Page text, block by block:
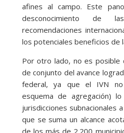
afines al campo. Este
desconocimiento de
recomendaciones
los potenciales beneficios de
Por otro lado, no es posible
de conjunto del avance
federal, ya que el IVN no
esquema de agregación)
jurisdicciones subnacionales
que se suma un alcance
de los más de 2.200